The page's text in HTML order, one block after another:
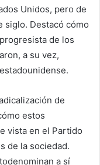
Unidos, pero de
siglo. Destacó cómo
de los
a su vez,
de
estos
vista en el Partido
de la sociedad.
a sí